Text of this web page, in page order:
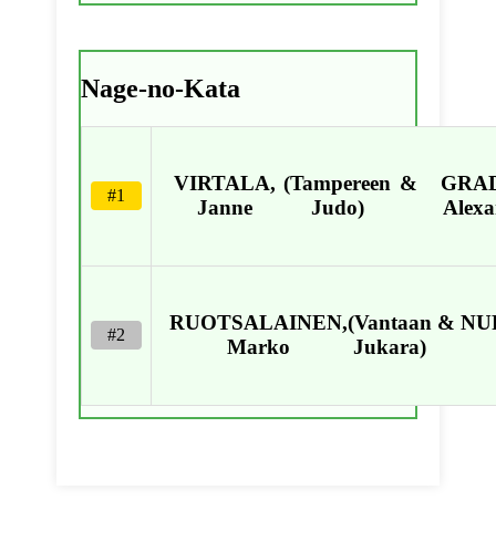
Nage-no-Kata
#1
VIRTALA,
Janne
(Tampereen
Judo)
&
#2
RUOTSALAINEN,
Marko
(Vantaan
Jukara)
&